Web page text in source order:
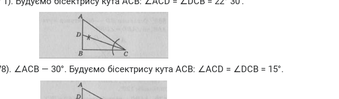
∠АСВ — 30°. Будуємо бісектрису кута АСВ: ∠ACD = ∠DCB = 15°.